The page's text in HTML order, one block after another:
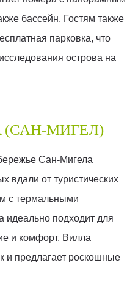
бассейн. Гостям также
парковка, что
острова на
(САН-МИГЕЛ)
Сан-Мигела
вдали от туристических
с термальными
идеально подходит для
и комфорт. Вилла
и предлагает роскошные